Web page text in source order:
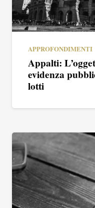
APPROFONDIMENTI
Appalti:
evidenza
lotti